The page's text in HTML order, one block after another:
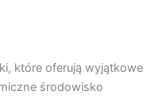
które oferują wyjątkowe
środowisko